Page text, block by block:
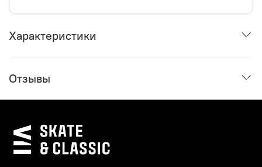
Характеристики
Отзывы